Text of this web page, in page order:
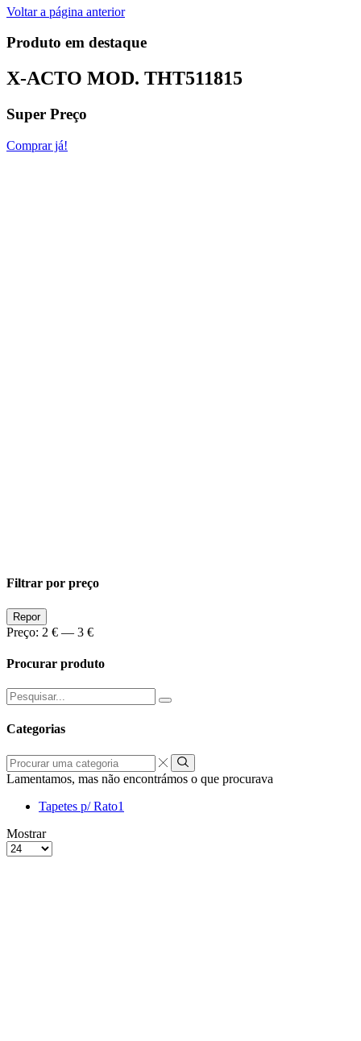
Voltar a página anterior
Produto em destaque
X-ACTO MOD. THT511815
Super Preço
Comprar já!
Filtrar por preço
Preço
Min
Preço
Max
Repor
Preço: 2 € — 3 €
Procurar produto
Pesquisar
por:
Categorias
uma
categoria
Lamentamos, mas não encontrámos o que procurava
Tapetes p/ Rato1
grelha
de
Lista
Mostrar
Produtos